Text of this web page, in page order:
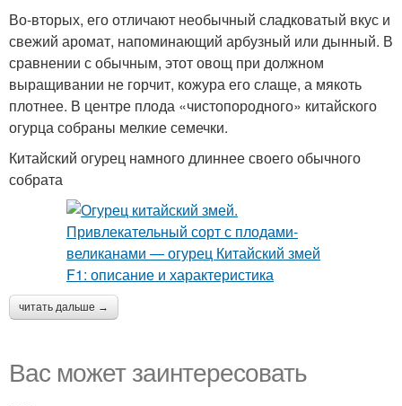
Во-вторых, его отличают необычный сладковатый вкус и
свежий аромат, напоминающий арбузный или дынный. В
сравнении с обычным, этот овощ при должном
выращивании не горчит, кожура его слаще, а мякоть
плотнее. В центре плода «чистопородного» китайского
огурца собраны мелкие семечки.
Китайский огурец намного длиннее своего обычного
собрата
читать дальше →
Вас может заинтересовать